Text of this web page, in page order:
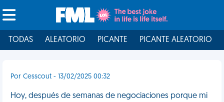
TODAS ALEATORIO PICANTE PICANTE ALEATORIO
Por Cesscout - 13/02/2025 00:32
Hoy, después de semanas de negociaciones porque mi